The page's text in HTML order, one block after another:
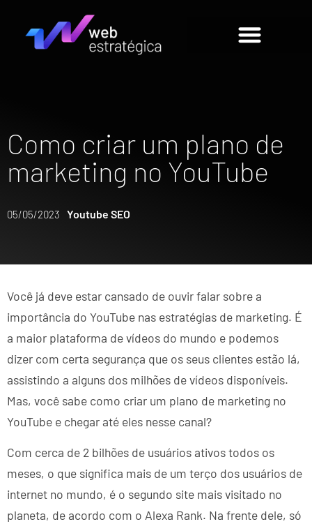
Como criar um plano de
marketing no YouTube
05/05/2023 Youtube SEO
Você já deve estar cansado de ouvir falar sobre a
importância do YouTube nas estratégias de marketing. É
a maior plataforma de vídeos do mundo e podemos
dizer com certa segurança que os seus clientes estão lá,
assistindo a alguns dos milhões de vídeos disponíveis.
Mas, você sabe como criar um plano de marketing no
YouTube e chegar até eles nesse canal?
Com cerca de 2 bilhões de usuários ativos todos os
meses, o que significa mais de um terço dos usuários de
internet no mundo, é o segundo site mais visitado no
planeta, de acordo com o Alexa Rank. Na frente dele, só